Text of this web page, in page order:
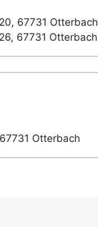
67731 Otterbach
67731 Otterbach
Otterbach